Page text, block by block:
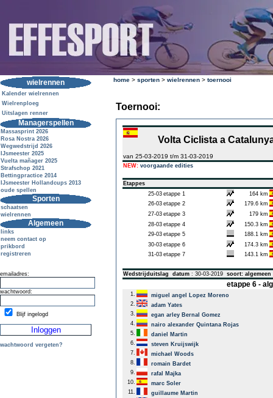
wielrennen
Kalender wielrennen
Wielrenploeg
Uitslagen renner
Managerspellen
Massasprint 2026
Rosa Nostra 2026
Wegwedstrijd 2026
IJsmeester 2025
Vuelta mañager 2025
Strafschop 2021
Bettingpractice 2014
IJsmeester Hollandcups 2013
oude spellen
Sporten
schaatsen
wielrennen
Algemeen
links
neem contact op
prikbord
registreren
emailadres:
wachtwoord:
Blijf ingelogd
wachtwoord vergeten?
home > sporten > wielrennen > toernooi
Toernooi:
Volta Ciclista a
van 25-03-2019 t/m 31-03-2019
NEW: voorgaande edities
Etappes
25-03 etappe 1
164 km
26-03 etappe 2
179.6 km
27-03 etappe 3
179 km
28-03 etappe 4
150.3 km
29-03 etappe 5
188.1 km
30-03 etappe 6
174.3 km
31-03 etappe 7 143.1 km
Wedstrijduitslag datum : 30-03-2019 soort: algemeen
etappe 6 -
1.
miguel angel Lopez Moreno
2.
adam Yates
3.
egan arley Bernal Gomez
4.
nairo alexander Quintana Rojas
5.
daniel Martin
6.
steven Kruijswijk
7.
michael Woods
8.
romain Bardet
9.
rafal Majka
10.
marc Soler
11.
guillaume Martin